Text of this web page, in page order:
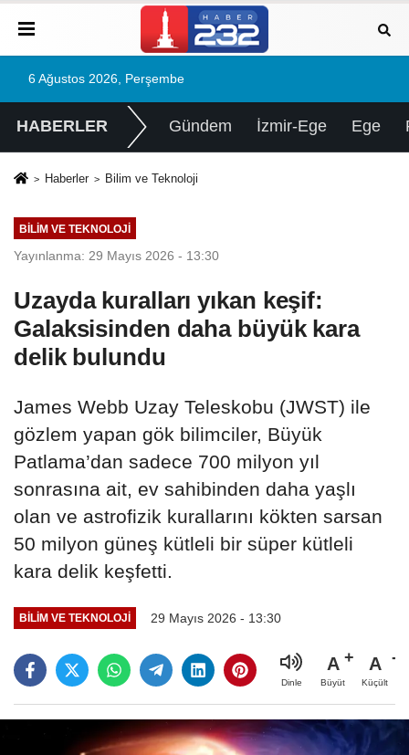
6 Ağustos 2026, Perşembe
HABERLER Gündem İzmir-Ege Ege
Haberler Bilim ve Teknoloji
BILIM VE TEKNOLOJI
Yayınlanma: 29 Mayıs 2026 - 13:30
Uzayda kuralları yıkan keşif:
Galaksisinden daha büyük kara
delik bulundu
James Webb Uzay Teleskobu (JWST) ile
gözlem yapan gök bilimciler, Büyük
Patlama’dan sadece 700 milyon yıl
sonrasına ait, ev sahibinden daha yaşlı
olan ve astrofizik kurallarını kökten sarsan
50 milyon güneş kütleli bir süper kütleli
kara delik keşfetti.
BILIM VE TEKNOLOJI 29 Mayıs 2026 - 13:30
Dinle
A
Büyüt
A
Küçült